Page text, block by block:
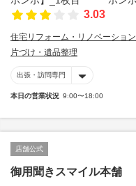
3.03
住宅リフォーム・リノベーション
片づけ・遺品整理
出張・訪問専門
本日の営業状況 9:00〜18:00
店舗公式
御用聞きスマイル本舗